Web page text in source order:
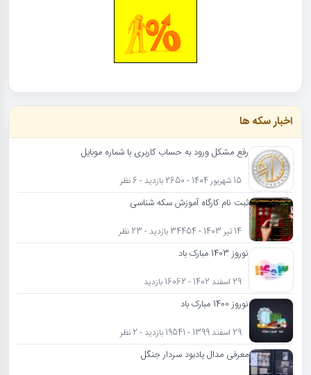
اخبار سکه ها
رفع مشکل ورود به حساب کاربری با شماره موبایل
15 شهریور 1404 - 2650 بازدید - 6 نظر
ثبت نام کارگاه آموزش سکه شناسی
14 تیر 1403 - 34454 بازدید - 23 نظر
نوروز 1403 مبارک باد
29 اسفند 1402 - 16062 بازدید
نوروز 1400 مبارک باد
29 اسفند 1399 - 19541 بازدید - 2 نظر
معرفی مدال یادبود سردار جنگل